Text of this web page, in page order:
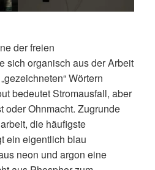
der freien
sich organisch aus der Arbeit
Wörtern
bedeutet Stromausfall, aber
oder Ohnmacht. Zugrunde
die häufigste
ein eigentlich blau
neon und argon eine